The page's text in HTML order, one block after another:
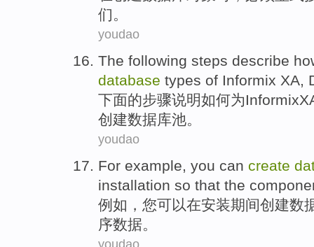
们。
youdao
The following steps describe
database types of Informix XA,
下面的步骤说明如何为Informix
创建数据库池。
youdao
For example, you can create
installation so that the
例如 ， 您可以在安装期间创建数
序数据。
youdao